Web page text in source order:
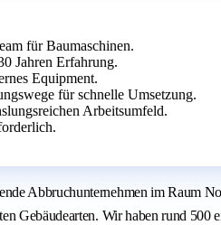
für Baumaschinen.
Jahren Erfahrung.
Equipment.
für schnelle Umsetzung.
Arbeitsumfeld.
Abbruchunternehmen im Raum
Gebäudearten. Wir haben rund